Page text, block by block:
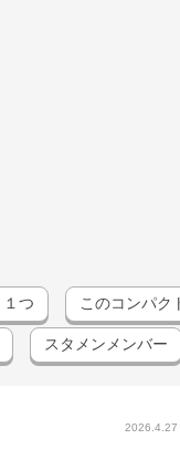
１つ このコンパク
スタメンメンバー
2026.4.27